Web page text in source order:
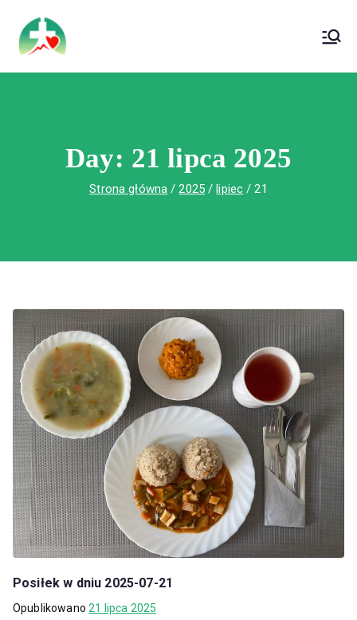
treści
Wojewódzki Szpital Specjalistyczny im.
Św. Rafała w Czerwonej Górze
Day: 21 lipca 2025
Strona główna 2025 lipiec 21
Posiłek w dniu 2025-07-21
Opublikowano21 lipca 2025